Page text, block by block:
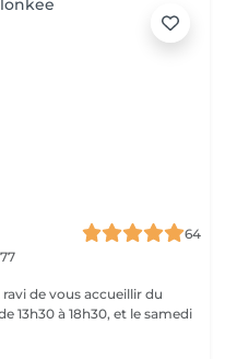
64
de vous accueillir du
13h30 à 18h30, et le samedi